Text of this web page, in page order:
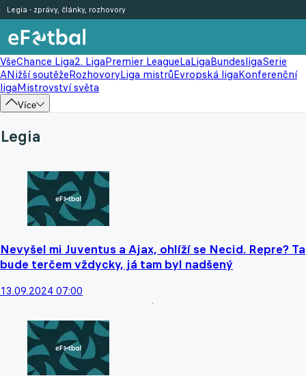
VšeChance Liga2. LigaPremier LeagueLaLigaBundesligaSerie
ANižší soutěžeRozhovoryLiga mistrůEvropská ligaKonferenční
ligaMistrovství světa
Více
Legia - zprávy, články, rozhovory
Legia
Nevyšel mi Juventus a Ajax, ohlíží se Necid. Repre? Ta
bude terčem vždycky, já tam byl nadšený
13.09.2024 07:00